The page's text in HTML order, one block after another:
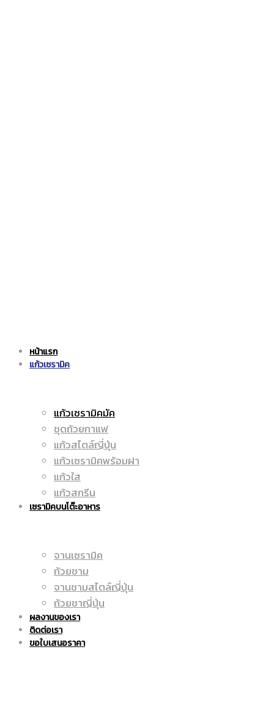
ราคา
|
แก้ว
มัค
เซรามิค
ราคา
|
หน้าแรก
แก้วเซรามิค
แก้วเซรามิคมัค
ชุดถ้วยกาแฟ
แก้วสไตล์ญี่ปุ่น
แก้วเซรามิคพร้อมฝา
แก้วใส
แก้วสกรีน
เซรามิคบนโต๊ะอาหาร
จานเซรามิค
ถ้วยชาม
จานชามสไตล์ญี่ปุ่น
ถ้วยชาญี่ปุ่น
ผลงานของเรา
ติดต่อเรา
ขอใบเสนอราคา